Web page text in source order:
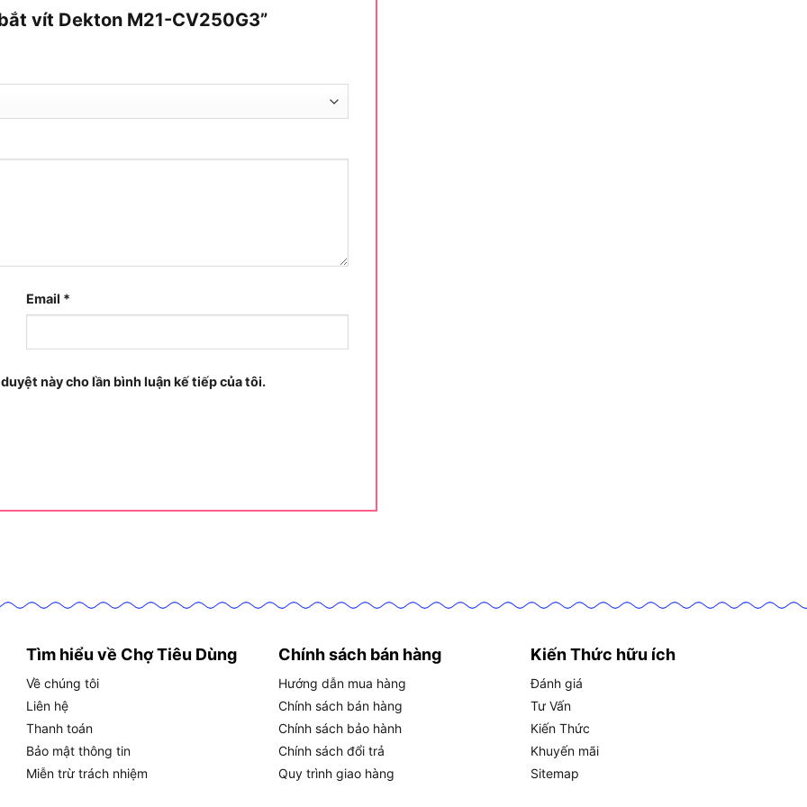
chọn sản phẩm này.
sửa chữa, thợ lắp đặt, thợ cơ khí nhẹ hoặc người
thân máy gọn để dễ thao tác. Vì vậy, người dùng
vực cần di chuyển liên tục.
Vì vậy, cần kiểm tra đúng model M21-CV250G3 và
hơn và vận hành ổn định hơn.
vật liệu.
vít Dekton M21-CV250G3”
Email *
này cho lần bình luận kế tiếp của tôi.
Tìm hiểu về Chợ Tiêu Dùng
Về chúng tôi
Liên hệ
Thanh toán
Bảo mật thông tin
Miễn trừ trách nhiệm
Chính sách bán hàng
Hướng dẫn mua hàng
Chính sách bán hàng
Chính sách bảo hành
Chính sách đổi trả
Quy trình giao hàng
Kiến Thức hữu ích
Đánh giá
Tư Vấn
Kiến Thức
Khuyến mãi
Sitemap